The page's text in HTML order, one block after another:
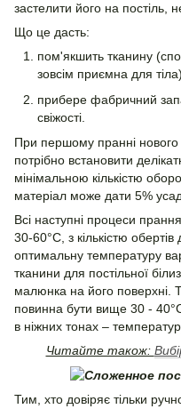
застелити його на постіль,
Що це дасть:
пом'якшить тканину
зовсім приємна для
прибере фабричний
свіжості.
При першому пранні нового
потрібно встановити
мінімальною кількістю
матеріал може дати 5%
Всі наступні процеси
30-60°С, з кількістю
оптимальну температуру
тканини для постільної
малюнка на його поверхні.
повинна бути вище 30 -
в ніжних тонах –
Читайте також:
Тим, хто довіряє тільки